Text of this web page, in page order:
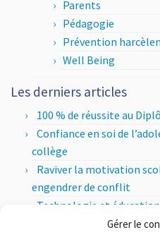
Gérer le
Parents
Pédagogie
Prévention
Well Being
Les derniers articles
100 % de réussite au
Confiance en soi de
collège
Raviver la motivation
engendrer de conflit
Technologie et
entre apports